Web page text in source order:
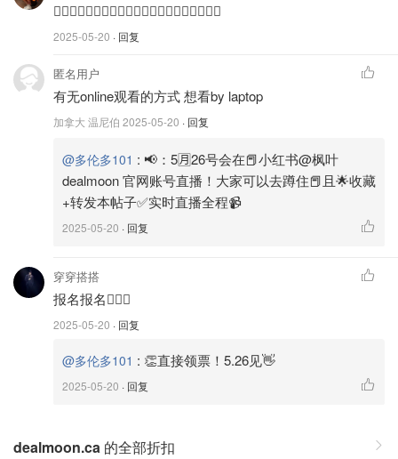
🙋🏻‍♀️🙋🏻‍♀️🙋🏻‍♀️🙋🏻‍♀️🙋🏻‍♀️🙋🏻‍♀️🙋🏻‍♀️
2025-05-20 · 回复
匿名用户
有无online观看的方式 想看by laptop
加拿大 温尼伯 2025-05-20 · 回复
@多伦多101 : 📢：5🈷️26号会在📕小红书@枫叶
dealmoon 官网账号直播！大家可以去蹲住📕且🌟收藏
+转发本帖子✅实时直播全程📹
2025-05-20 · 回复
穿穿搭搭
报名报名🙋🏻‍♀️
2025-05-20 · 回复
@多伦多101 : 👏直接领票！5.26见👋
2025-05-20 · 回复
dealmoon.ca 的全部折扣